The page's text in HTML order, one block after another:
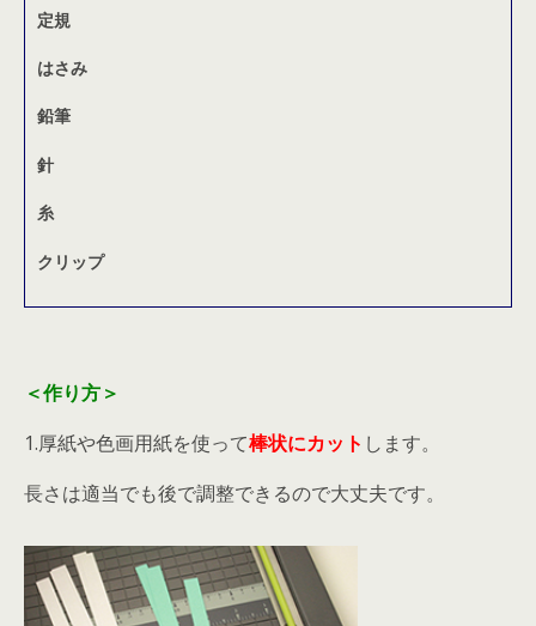
定規
はさみ
鉛筆
針
糸
クリップ
＜作り方＞
1.厚紙や色画用紙を使って棒状にカット します。
長さは適当でも後で調整できるので大丈夫です。